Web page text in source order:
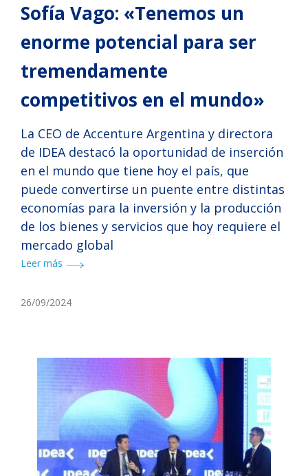
Sofía Vago: «Tenemos un
enorme potencial para ser
tremendamente
competitivos en el mundo»
La CEO de Accenture Argentina y directora
de IDEA destacó la oportunidad de inserción
en el mundo que tiene hoy el país, que
puede convertirse un puente entre distintas
economías para la inversión y la producción
de los bienes y servicios que hoy requiere el
mercado global
Leer más
26/09/2024